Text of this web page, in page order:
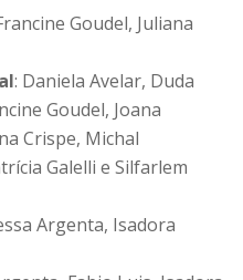
Goudel, Juliana
: Daniela Avelar, Duda
Goudel, Joana
Crispe, Michal
Galelli e Silfarlem
Argenta, Isadora